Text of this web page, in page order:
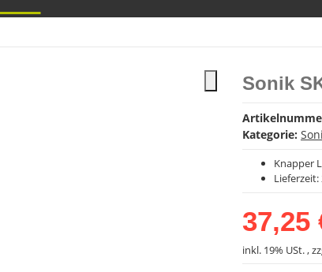
Sonik
Kategorie:
Knapper
Lieferzeit:
37,25
inkl. 19% USt. ,